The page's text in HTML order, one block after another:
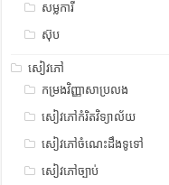
សម្លការី
ស៊ុប
សៀវភៅ
កម្រងវិញ្ញាសាប្រលង
សៀវភៅកំរិតវិទ្យាល័យ
សៀវភៅចំណេះដឹងទូទៅ
សៀវភៅច្បាប់